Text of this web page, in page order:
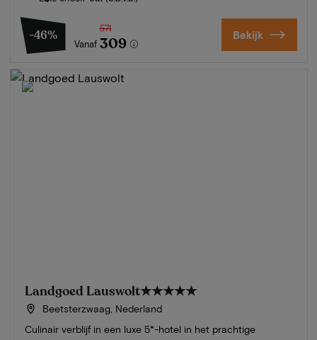
-46%
Vanaf
571
309 Bekijk
Landgoed Lauswolt★★★★★
Beetsterzwaag, Nederland
Culinair verblijf in een luxe 5*-hotel in het prachtige